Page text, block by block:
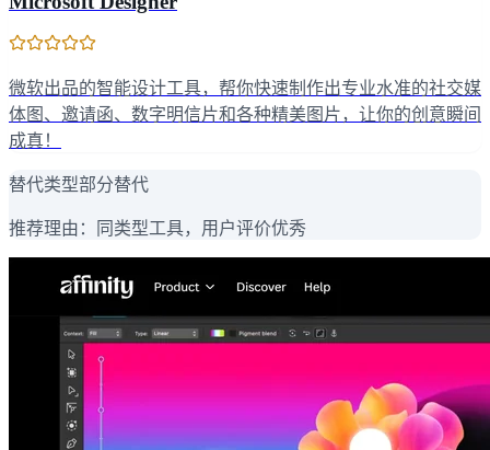
微软出品的智能设计工具，帮你快速制作出专业水准的社交媒
体图、邀请函、数字明信片和各种精美图片，让你的创意瞬间
成真！
替代类型部分替代
推荐理由： 同类型工具，用户评价优秀